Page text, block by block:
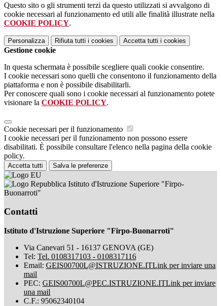
Questo sito o gli strumenti terzi da questo utilizzati si avvalgono di
cookie necessari al funzionamento ed utili alle finalità illustrate nella
COOKIE POLICY.
Personalizza Rifiuta tutti i cookies Accetta tutti i cookies
Gestione cookie
In questa schermata è possibile scegliere quali cookie consentire.
I cookie necessari sono quelli che consentono il funzionamento della
piattaforma e non è possibile disabilitarli.
Per conoscere quali sono i cookie necessari al funzionamento potete
visionare la COOKIE POLICY.
Cookie necessari per il funzionamento
I cookie necessari per il funzionamento non possono essere
disabilitati. È possibile consultare l'elenco nella pagina della cookie
policy.
Accetta tutti Salva le preferenze
Istituto d'Istruzione Superiore "Firpo-
Buonarroti"
Contatti
Istituto d'Istruzione Superiore "Firpo-Buonarroti"
Via Canevari 51 - 16137 GENOVA (GE)
Tel: Tel. 0108317103 - 0108317116
Email: GEIS00700L@ISTRUZIONE.ITLink per inviare una
mail
PEC: GEIS00700L@PEC.ISTRUZIONE.ITLink per inviare
una mail
C.F.: 95062340104